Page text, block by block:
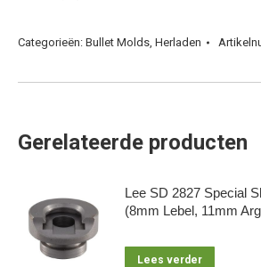
Categorieën: Bullet Molds, Herladen
Gerelateerde producten
Lee SD 2827 Special
(8mm Lebel, 11mm
Lees verder